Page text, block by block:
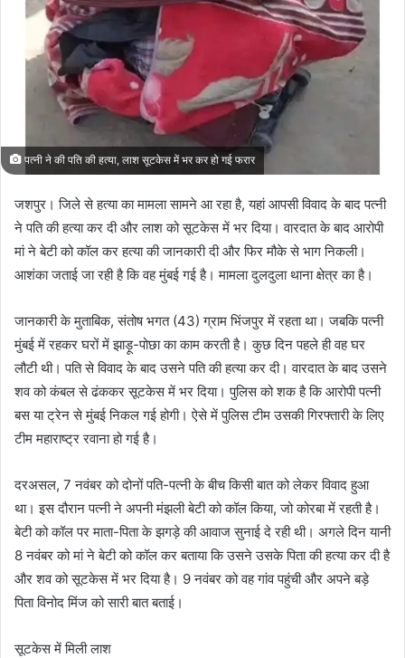
पत्नी ने की पति की हत्या, लाश सूटकेस में भर कर हो गई फरार
जशपुर। जिले से हत्या का मामला सामने आ रहा है, यहां आपसी विवाद के बाद पत्नी
ने पति की हत्या कर दी और लाश को सूटकेस में भर दिया। वारदात के बाद आरोपी
मां ने बेटी को कॉल कर हत्या की जानकारी दी और फिर मौके से भाग निकली।
आशंका जताई जा रही है कि वह मुंबई गई है। मामला दुलदुला थाना क्षेत्र का है।
जानकारी के मुताबिक, संतोष भगत (43) ग्राम भिंजपुर में रहता था। जबकि पत्नी
मुंबई में रहकर घरों में झाड़ू-पोछा का काम करती है। कुछ दिन पहले ही वह घर
लौटी थी। पति से विवाद के बाद उसने पति की हत्या कर दी। वारदात के बाद उसने
शव को कंबल से ढंककर सूटकेस में भर दिया। पुलिस को शक है कि आरोपी पत्नी
बस या ट्रेन से मुंबई निकल गई होगी। ऐसे में पुलिस टीम उसकी गिरफ्तारी के लिए
टीम महाराष्ट्र रवाना हो गई है।
दरअसल, 7 नवंबर को दोनों पति-पत्नी के बीच किसी बात को लेकर विवाद हुआ
था। इस दौरान पत्नी ने अपनी मंझली बेटी को कॉल किया, जो कोरबा में रहती है।
बेटी को कॉल पर माता-पिता के झगड़े की आवाज सुनाई दे रही थी। अगले दिन यानी
8 नवंबर को मां ने बेटी को कॉल कर बताया कि उसने उसके पिता की हत्या कर दी है
और शव को सूटकेस में भर दिया है। 9 नवंबर को वह गांव पहुंची और अपने बड़े
पिता विनोद मिंज को सारी बात बताई।
सूटकेस में मिली लाश